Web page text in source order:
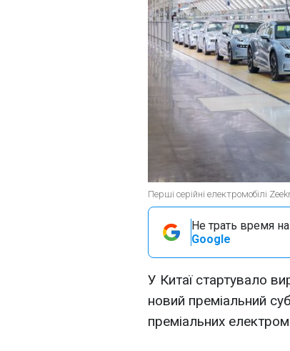
Перші серійні електромобілі
Не трать время
Google
У Китаї стартувало
новий преміальний
преміальних